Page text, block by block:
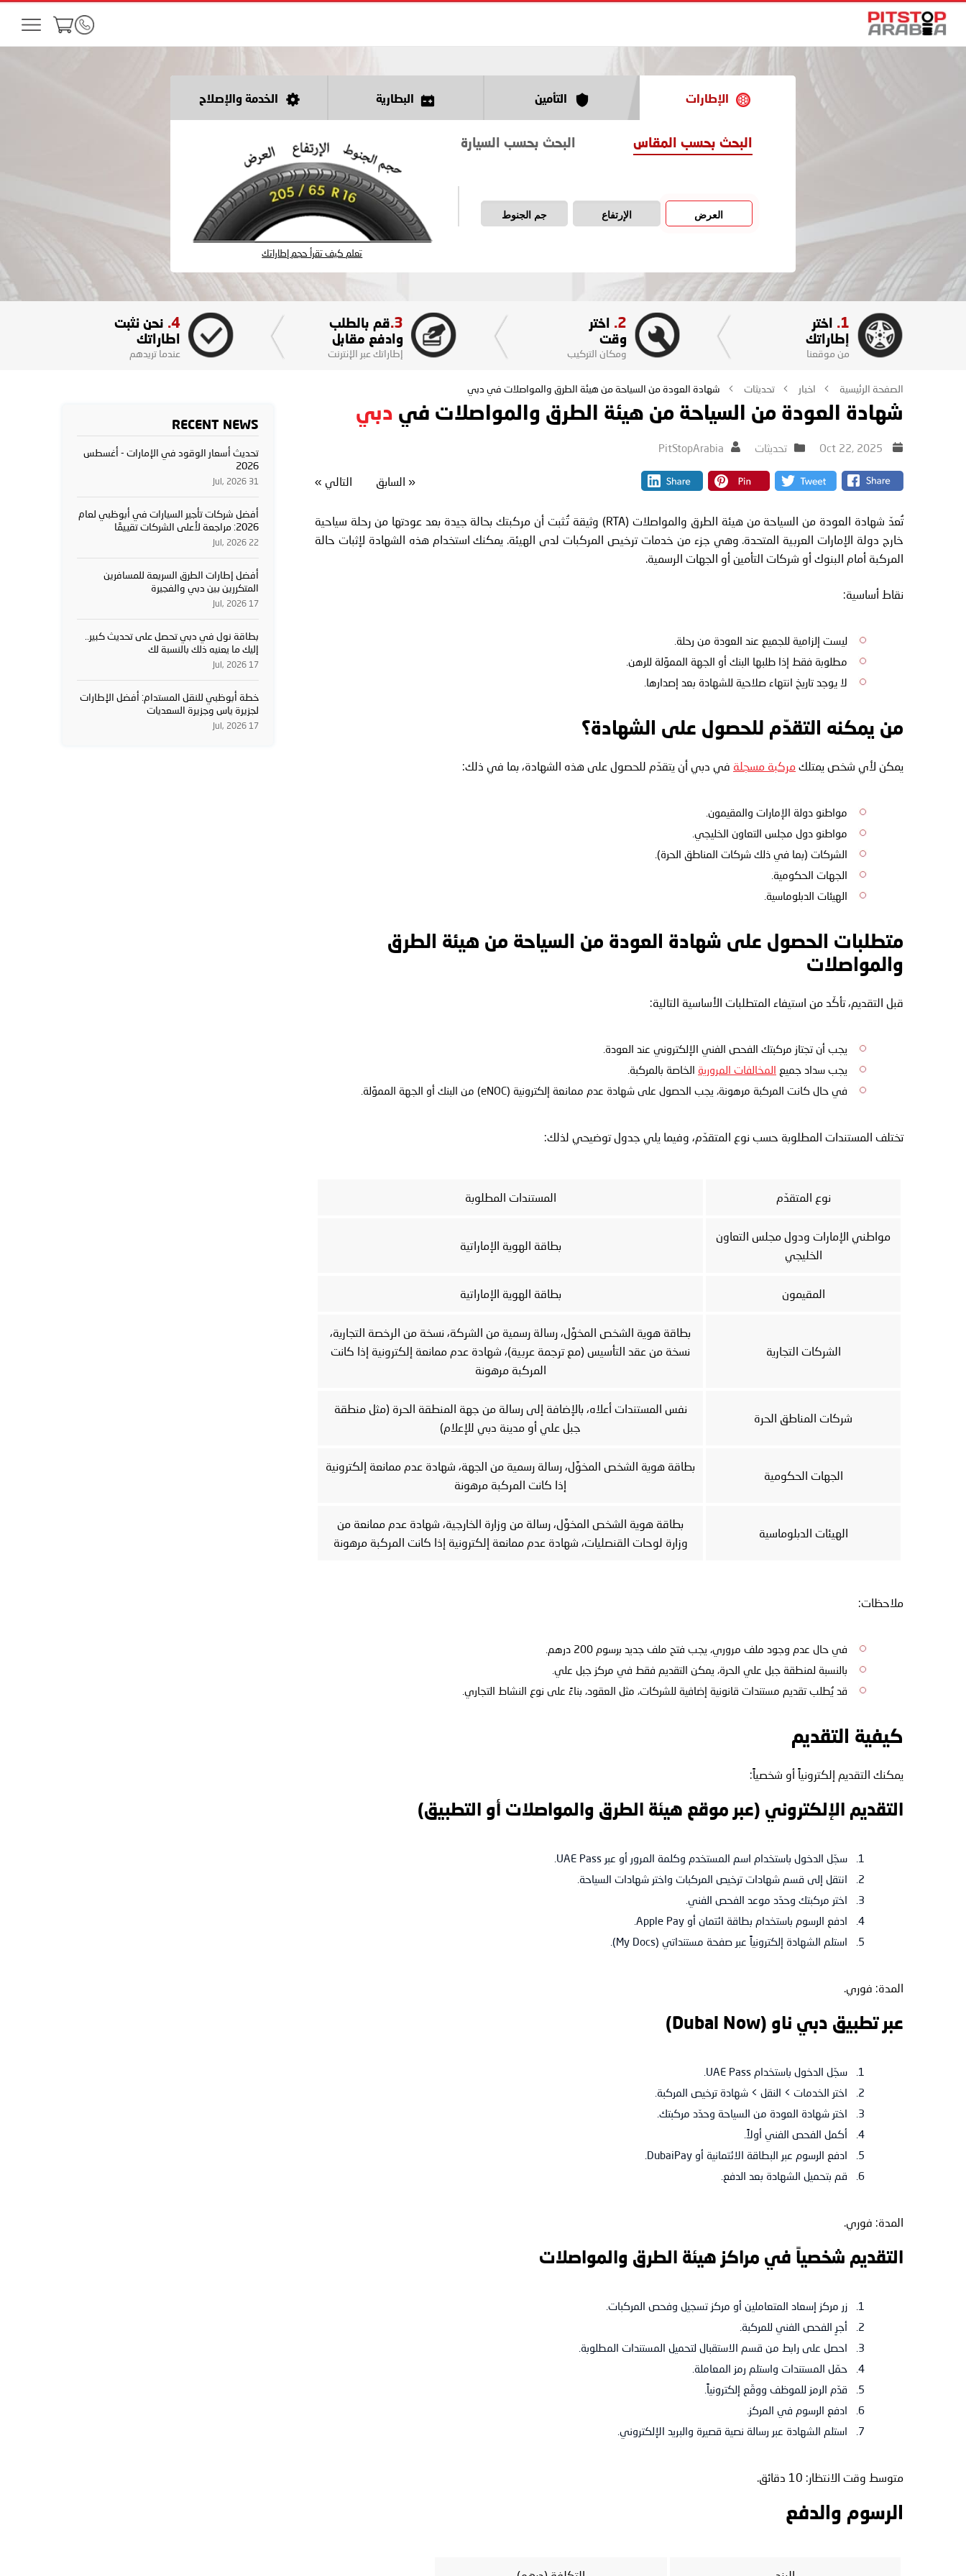
الإطارات التأمين البطارية الخدمة والإصلاح
البحث بحسب المقاس البحث بحسب السيارة
العرض الإرتفاع جم الجنوط
تعلم كيف تقرأ حجم إطاراتك
1.
اختر
إطاراتك
من موقعنا
2.
اختر
وقت
ومكان التركيب
3. قم بالطلب
وادفع مقابل
إطاراتك عبر الإنترنت
4. نحن نثبت
اطاراتك
عندما تريدهم
الصفحة الرئيسية اخبار تحديثات شهادة العودة من السياحة من هيئة الطرق والمواصلات في دبي
RECENT NEWS
تحديث أسعار الوقود في الإمارات - أغسطس
2026
31 Jul, 2026
أفضل شركات تأجير السيارات في أبوظبي لعام
2026: مراجعة لأعلى الشركات تقييمًا
22 Jul, 2026
أفضل إطارات الطرق السريعة للمسافرين
المتكررين بين دبي والفجيرة
17 Jul, 2026
بطاقة نول في دبي تحصل على تحديث كبير..
إليك ما يعنيه ذلك بالنسبة لك
17 Jul, 2026
خطة أبوظبي للنقل المستدام: أفضل الإطارات
لجزيرة ياس وجزيرة السعديات
17 Jul, 2026
شهادة العودة من السياحة من هيئة الطرق والمواصلات في دبي
تحديثات PitStopArabia
« السابق التالي »
تُعدّ شهادة العودة من السياحة من هيئة الطرق والمواصلات (RTA) وثيقة تُثبت أن مركبتك بحالة جيدة بعد عودتها من رحلة سياحية
خارج دولة الإمارات العربية المتحدة. وهي جزء من خدمات ترخيص المركبات لدى الهيئة. يمكنك استخدام هذه الشهادة لإثبات حالة
المركبة أمام البنوك أو شركات التأمين أو الجهات الرسمية.
نقاط أساسية:
ليست إلزامية للجميع عند العودة من رحلة.
مطلوبة فقط إذا طلبها البنك أو الجهة المموِّلة للرهن.
لا يوجد تاريخ انتهاء صلاحية للشهادة بعد إصدارها.
من يمكنه التقدّم للحصول على الشهادة؟
يمكن لأي شخص يمتلك مركبة مسجلة في دبي أن يتقدّم للحصول على هذه الشهادة، بما في ذلك:
مواطنو دولة الإمارات والمقيمون.
مواطنو دول مجلس التعاون الخليجي.
الشركات (بما في ذلك شركات المناطق الحرة).
الجهات الحكومية.
الهيئات الدبلوماسية.
متطلبات الحصول على شهادة العودة من السياحة من هيئة الطرق
والمواصلات
قبل التقديم، تأكّد من استيفاء المتطلبات الأساسية التالية:
يجب أن تجتاز مركبتك الفحص الفني الإلكتروني عند العودة.
يجب سداد جميع المخالفات المرورية الخاصة بالمركبة.
في حال كانت المركبة مرهونة، يجب الحصول على شهادة عدم ممانعة إلكترونية (eNOC) من البنك أو الجهة المموِّلة.
تختلف المستندات المطلوبة حسب نوع المتقدّم، وفيما يلي جدول توضيحي لذلك:
نوع المتقدّم المستندات المطلوبة
مواطني الإمارات ودول مجلس التعاون
الخليجي
بطاقة الهوية الإماراتية
المقيمون بطاقة الهوية الإماراتية
الشركات التجارية
بطاقة هوية الشخص المخوَّل، رسالة رسمية من الشركة، نسخة من الرخصة التجارية،
نسخة من عقد التأسيس (مع ترجمة عربية)، شهادة عدم ممانعة إلكترونية إذا كانت
المركبة مرهونة
شركات المناطق الحرة
نفس المستندات أعلاه، بالإضافة إلى رسالة من جهة المنطقة الحرة (مثل منطقة
جبل علي أو مدينة دبي للإعلام)
الجهات الحكومية
بطاقة هوية الشخص المخوَّل، رسالة رسمية من الجهة، شهادة عدم ممانعة إلكترونية
إذا كانت المركبة مرهونة
الهيئات الدبلوماسية
بطاقة هوية الشخص المخوَّل، رسالة من وزارة الخارجية، شهادة عدم ممانعة من
وزارة لوحات القنصليات، شهادة عدم ممانعة إلكترونية إذا كانت المركبة مرهونة
ملاحظات:
في حال عدم وجود ملف مروري، يجب فتح ملف جديد برسوم 200 درهم.
بالنسبة لمنطقة جبل علي الحرة، يمكن التقديم فقط في مركز جبل علي.
قد يُطلب تقديم مستندات قانونية إضافية للشركات، مثل العقود، بناءً على نوع النشاط التجاري.
كيفية التقديم
يمكنك التقديم إلكترونياً أو شخصياً:
التقديم الإلكتروني (عبر موقع هيئة الطرق والمواصلات أو التطبيق)
سجّل الدخول باستخدام اسم المستخدم وكلمة المرور أو عبر UAE Pass.
انتقل إلى قسم شهادات ترخيص المركبات واختر شهادات السياحة.
اختر مركبتك وحدّد موعد الفحص الفني.
ادفع الرسوم باستخدام بطاقة ائتمان أو Apple Pay.
استلم الشهادة إلكترونياً عبر صفحة مستنداتي (My Docs).
المدة: فوري.
عبر تطبيق دبي ناو (Dubai Now)
سجّل الدخول باستخدام UAE Pass.
اختر الخدمات > النقل > شهادة ترخيص المركبة.
اختر شهادة العودة من السياحة وحدّد مركبتك.
أكمل الفحص الفني أولاً.
ادفع الرسوم عبر البطاقة الائتمانية أو DubaiPay.
قم بتحميل الشهادة بعد الدفع.
المدة: فوري.
التقديم شخصياً في مراكز هيئة الطرق والمواصلات
زر مركز إسعاد المتعاملين أو مركز تسجيل وفحص المركبات.
أجرِ الفحص الفني للمركبة.
احصل على رابط من قسم الاستقبال لتحميل المستندات المطلوبة.
حمّل المستندات واستلم رمز المعاملة.
قدّم الرمز للموظف ووقّع إلكترونياً.
ادفع الرسوم في المركز.
استلم الشهادة عبر رسالة نصية قصيرة والبريد الإلكتروني.
متوسط وقت الانتظار: 10 دقائق.
الرسوم والدفع